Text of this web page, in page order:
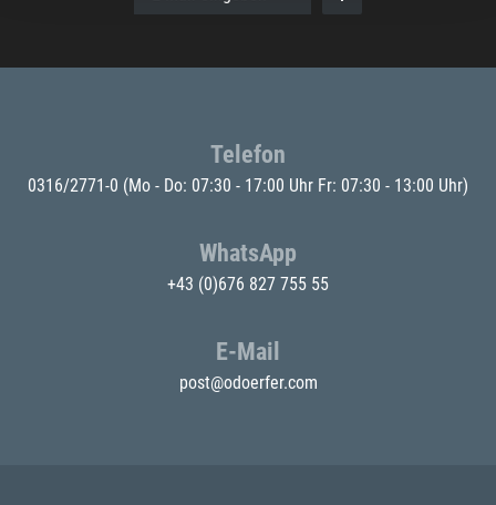
Telefon
0316/2771-0 (Mo - Do: 07:30 - 17:00 Uhr Fr: 07:30 - 13:00 Uhr)
WhatsApp
+43 (0)676 827 755 55
E-Mail
post@odoerfer.com